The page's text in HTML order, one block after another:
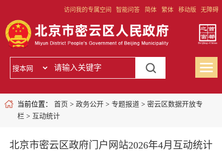
访问我的专属空间 智能问答 简体 繁体 移动版 无障碍
当前位置： 首页 > 政务公开> 专题报道> 密云区数据开放专
栏 > 互动统计
北京市密云区政府门户网站2026年4月互动统计